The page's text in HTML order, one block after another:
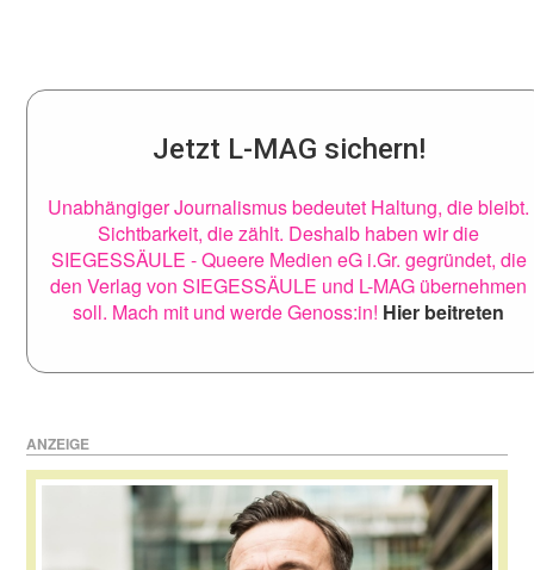
Jetzt L-MAG sichern!
Unabhängiger Journalismus bedeutet Haltung, die bleibt.
Sichtbarkeit, die zählt. Deshalb haben wir die
SIEGESSÄULE - Queere Medien eG i.Gr. gegründet, die
den Verlag von SIEGESSÄULE und L-MAG übernehmen
soll. Mach mit und werde Genoss:in! Hier beitreten
ANZEIGE